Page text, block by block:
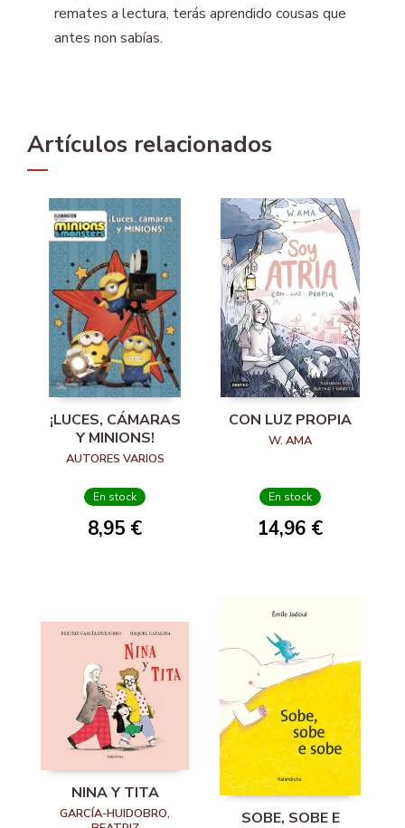
remates a lectura, terás aprendido cousas que
antes non sabías.
Artículos relacionados
¡LUCES, CÁMARAS
Y MINIONS!
AUTORES VARIOS
En stock
8,95 €
CON LUZ PROPIA
W. AMA
En stock
14,96 €
NINA Y TITA
GARCÍA-HUIDOBRO,
SOBE, SOBE E